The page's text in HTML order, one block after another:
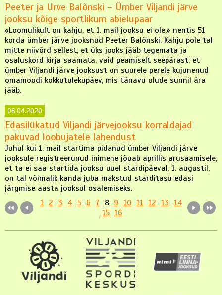
Peeter ja Urve Balõnski – Ümber Viljandi järve
jooksu kõige sportlikum abielupaar
«Loomulikult on kahju, et 1. mail jooksu ei ole,» nentis 51
korda ümber järve jooksnud Peeter Balõnski. Kahju pole tal
mitte niivõrd sellest, et üks jooks jääb tegemata ja
osaluskord kirja saamata, vaid peamiselt seepärast, et
ümber Viljandi järve jooksust on suurele perele kujunenud
omamoodi kokkutulekupäev, mis tänavu olude sunnil ära
jääb.
06.04.2020
Edasilükatud Viljandi järvejooksu korraldajad
pakuvad loobujatele lahendust
Juhul kui 1. mail startima pidanud ümber Viljandi järve
jooksule registreerunud inimene jõuab aprillis arusaamisele,
et ta ei saa startida jooksu uuel stardipäeval, 1. augustil,
on tal võimalik kanda juba makstud starditasu edasi
järgmise aasta jooksul osalemiseks.
1 2 3 4 5 6 7 8 9 10 11 12 13 14
15 16